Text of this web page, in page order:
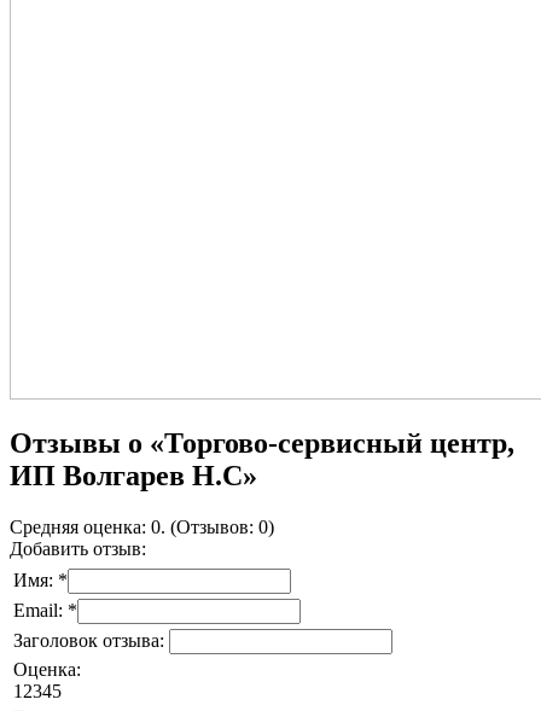
Отзывы о «Торгово-сервисный центр,
ИП Волгарев Н.С»
Средняя оценка: 0. (Отзывов: 0)
Добавить отзыв:
Имя: *
Email: *
Заголовок отзыва:
Оценка:
1 2345